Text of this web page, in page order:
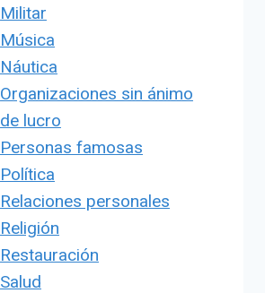
Militar
Música
Náutica
Organizaciones sin ánimo
de lucro
Personas famosas
Política
Relaciones personales
Religión
Restauración
Salud